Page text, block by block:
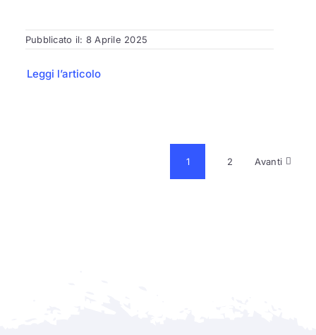
Pubblicato il: 8 Aprile 2025
Leggi l’articolo
1 2 Avanti